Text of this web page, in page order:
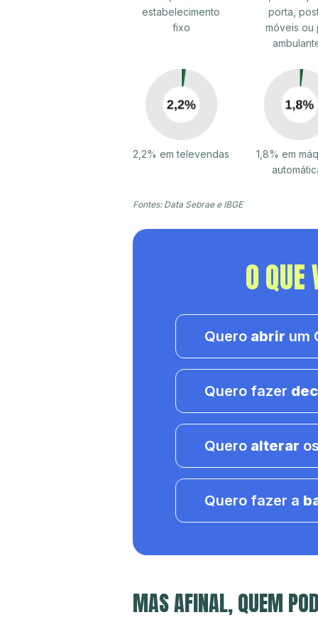
estabelecimento
fixo
porta,
móveis ou
2,2% em televendas
1,8% em
Fontes: Data Sebrae e IBGE
O
Quero abrir um
Quero fazer
Quero alterar
Quero fazer a
MAS AFINAL, QUEM